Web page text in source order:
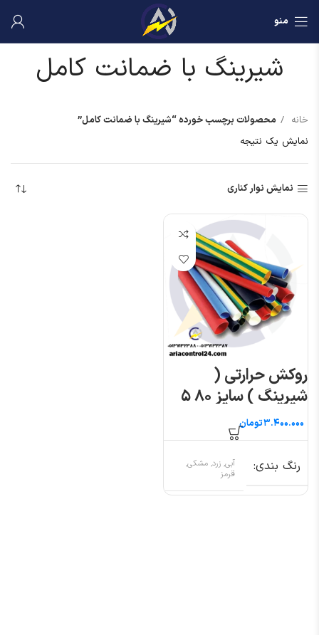
منو
شیرینگ با ضمانت کامل
خانه
محصولات برچسب خورده “شیرینگ با ضمانت کامل”
نمایش یک نتیجه
نمایش نوار کناری
روکش حرارتی (
شیرینگ ) سایز ۸۰ ۵
متری
تومان
رنگ بندی
آبی, زرد, مشکی,
قرمز